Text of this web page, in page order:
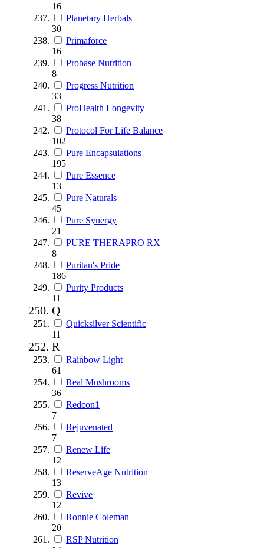
16
Planetary Herbals
30
Primaforce
16
Probase Nutrition
8
Progress Nutrition
33
ProHealth Longevity
38
Protocol For Life Balance
102
Pure Encapsulations
195
Pure Essence
13
Pure Naturals
45
Pure Synergy
21
PURE THERAPRO RX
8
Puritan's Pride
186
Purity Products
11
Q
Quicksilver Scientific
11
R
Rainbow Light
61
Real Mushrooms
36
Redcon1
7
Rejuvenated
7
Renew Life
12
ReserveAge Nutrition
13
Revive
12
Ronnie Coleman
20
RSP Nutrition